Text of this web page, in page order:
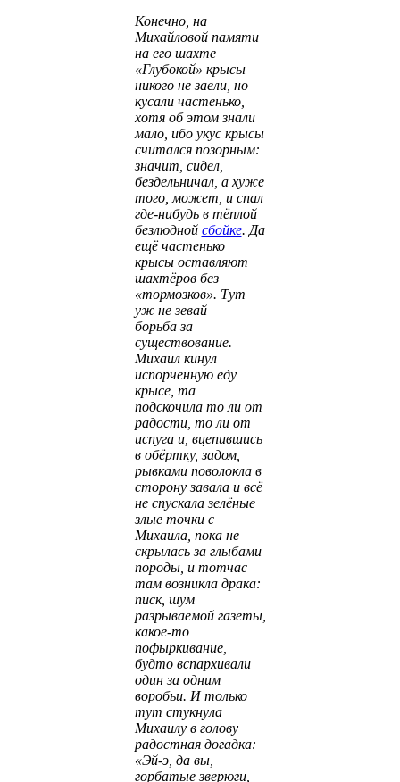
Конечно, на
Михайловой памяти
на его шахте
«Глубокой» крысы
никого не заели, но
кусали частенько,
хотя об этом знали
мало, ибо укус крысы
считался позорным:
значит, сидел,
бездельничал, а хуже
того, может, и спал
где-нибудь в тёплой
безлюдной сбойке. Да
ещё частенько
крысы оставляют
шахтёров без
«тормозков». Тут
уж не зевай —
борьба за
существование.
Михаил кинул
испорченную еду
крысе, та
подскочила то ли от
радости, то ли от
испуга и, вцепившись
в обёртку, задом,
рывками поволокла в
сторону завала и всё
не спускала зелёные
злые точки с
Михаила, пока не
скрылась за глыбами
породы, и тотчас
там возникла драка:
писк, шум
разрываемой газеты,
какое-то
пофыркивание,
будто вспархивали
один за одним
воробьи. И только
тут стукнула
Михаилу в голову
радостная догадка:
«Эй-э, да вы,
горбатые зверюги,